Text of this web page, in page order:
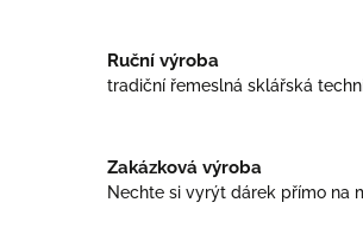
Ruční výroba
tradiční řemeslná sklářská
Zakázková výroba
Nechte si vyrýt dárek přímo na